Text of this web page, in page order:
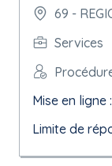
69 -
Services
Mise en
Limite de